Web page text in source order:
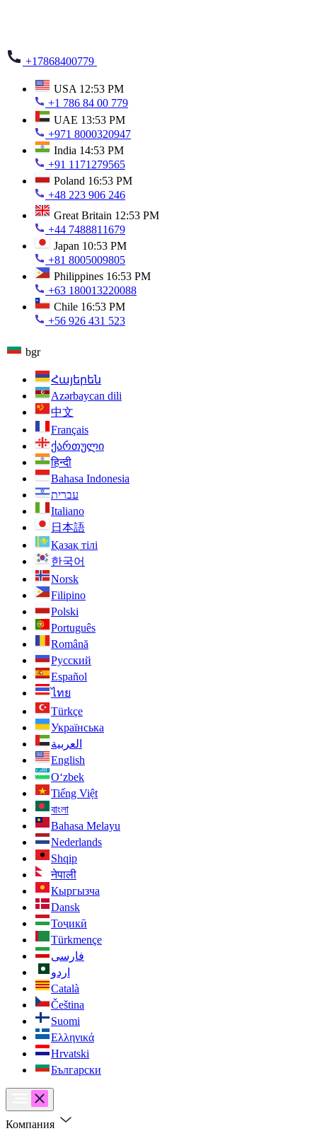
+17868400779
USA 12:53 PM
+1 786 84 00 779
UAE 13:53 PM
+971 8000320947
India 14:53 PM
+91 1171279565
Poland 16:53 PM
+48 223 906 246
Great Britain 12:53 PM
+44 7488811679
Japan 10:53 PM
+81 8005009805
Philippines 16:53 PM
+63 180013220088
Chile 16:53 PM
+56 926 431 523
bgr
Հայերեն
Azərbaycan dili
中文
Français
ქართული
हिन्दी
Bahasa Indonesia
עברית
Italiano
日本語
Қазақ тілі
한국어
Norsk
Filipino
Polski
Português
Română
Русский
Español
ไทย
Türkçe
Українська
العربية
English
O‘zbek
Tiếng Việt
বাংলা
Bahasa Melayu
Nederlands
Shqip
नेपाली
Кыргызча
Dansk
Тоҷикӣ
Türkmençe
فارسی
اردو
Català
Čeština
Suomi
Ελληνικά
Hrvatski
Български
Компания